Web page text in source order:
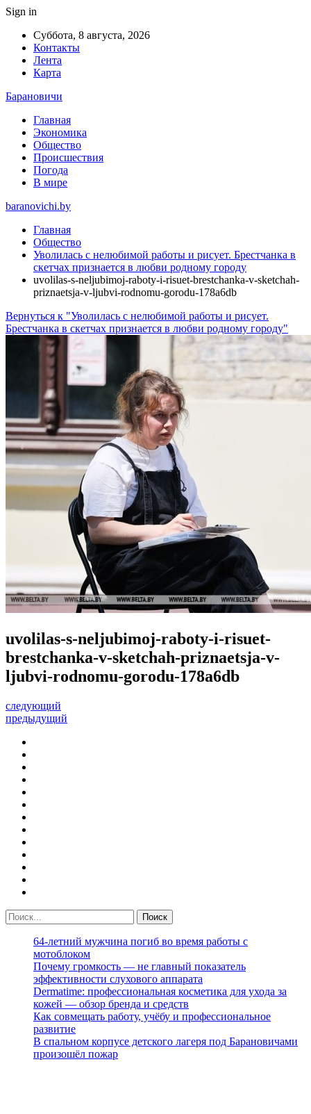
Sign in
Суббота, 8 августа, 2026
Контакты
Лента
Карта
Барановичи
Главная
Экономика
Общество
Происшествия
Погода
В мире
baranovichi.by
Главная
Общество
Уволилась с нелюбимой работы и рисует. Брестчанка в
скетчах признается в любви родному городу
uvolilas-s-neljubimoj-raboty-i-risuet-brestchanka-v-sketchah-
priznaetsja-v-ljubvi-rodnomu-gorodu-178a6db
Вернуться к "Уволилась с нелюбимой работы и рисует.
Брестчанка в скетчах признается в любви родному городу"
uvolilas-s-neljubimoj-raboty-i-risuet-
brestchanka-v-sketchah-priznaetsja-v-
ljubvi-rodnomu-gorodu-178a6db
следующий
предыдущий
64-летний мужчина погиб во время работы с
мотоблоком
Почему громкость — не главный показатель
эффективности слухового аппарата
Dermatime: профессиональная косметика для ухода за
кожей — обзор бренда и средств
Как совмещать работу, учёбу и профессиональное
развитие
В спальном корпусе детского лагеря под Барановичами
произошёл пожар